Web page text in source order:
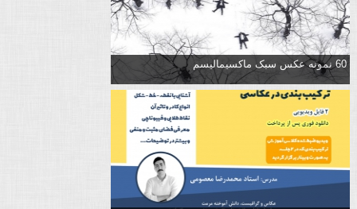
60 نمونه عکس سبک ماکسیمالیسم